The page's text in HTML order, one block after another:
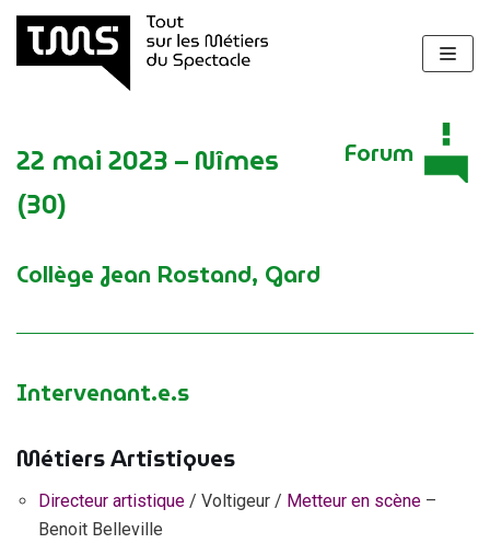
Aller
au
22 mai 2023 – Nîmes
(30)
Collège Jean Rostand, Gard
Forum
Intervenant.e.s
Métiers Artistiques
Directeur artistique / Voltigeur / Metteur en scène –
Benoit Belleville